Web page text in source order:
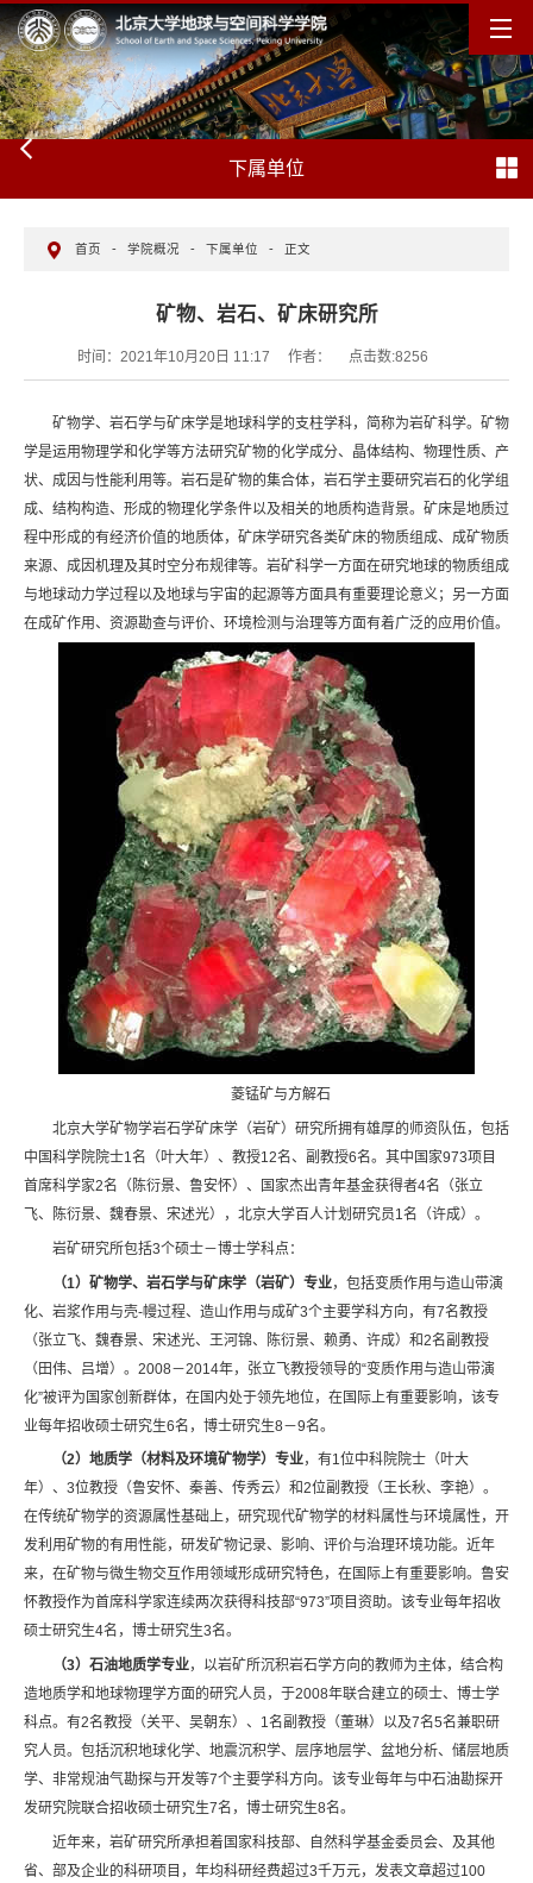
下属单位
首页 - 学院概况 - 下属单位 - 正文
矿物、岩石、矿床研究所
时间：2021年10月20日 11:17 作者： 点击数:8256
矿物学、岩石学与矿床学是地球科学的支柱学科，简称为岩矿科学。矿物
学是运用物理学和化学等方法研究矿物的化学成分、晶体结构、物理性质、产
状、成因与性能利用等。岩石是矿物的集合体，岩石学主要研究岩石的化学组
成、结构构造、形成的物理化学条件以及相关的地质构造背景。矿床是地质过
程中形成的有经济价值的地质体，矿床学研究各类矿床的物质组成、成矿物质
来源、成因机理及其时空分布规律等。岩矿科学一方面在研究地球的物质组成
与地球动力学过程以及地球与宇宙的起源等方面具有重要理论意义；另一方面
在成矿作用、资源勘查与评价、环境检测与治理等方面有着广泛的应用价值。
菱锰矿与方解石
北京大学矿物学岩石学矿床学（岩矿）研究所拥有雄厚的师资队伍，包括
中国科学院院士1名（叶大年）、教授12名、副教授6名。其中国家973项目
首席科学家2名（陈衍景、鲁安怀）、国家杰出青年基金获得者4名（张立
飞、陈衍景、魏春景、宋述光），北京大学百人计划研究员1名（许成）。
岩矿研究所包括3个硕士－博士学科点：
（1）矿物学、岩石学与矿床学（岩矿）专业，包括变质作用与造山带演
化、岩浆作用与壳-幔过程、造山作用与成矿3个主要学科方向，有7名教授
（张立飞、魏春景、宋述光、王河锦、陈衍景、赖勇、许成）和2名副教授
（田伟、吕增）。2008－2014年，张立飞教授领导的“变质作用与造山带演
化”被评为国家创新群体，在国内处于领先地位，在国际上有重要影响，该专
业每年招收硕士研究生6名，博士研究生8－9名。
（2）地质学（材料及环境矿物学）专业，有1位中科院院士（叶大
年）、3位教授（鲁安怀、秦善、传秀云）和2位副教授（王长秋、李艳）。
在传统矿物学的资源属性基础上，研究现代矿物学的材料属性与环境属性，开
发利用矿物的有用性能，研发矿物记录、影响、评价与治理环境功能。近年
来，在矿物与微生物交互作用领域形成研究特色，在国际上有重要影响。鲁安
怀教授作为首席科学家连续两次获得科技部“973”项目资助。该专业每年招收
硕士研究生4名，博士研究生3名。
（3）石油地质学专业，以岩矿所沉积岩石学方向的教师为主体，结合构
造地质学和地球物理学方面的研究人员，于2008年联合建立的硕士、博士学
科点。有2名教授（关平、吴朝东）、1名副教授（董琳）以及7名5名兼职研
究人员。包括沉积地球化学、地震沉积学、层序地层学、盆地分析、储层地质
学、非常规油气勘探与开发等7个主要学科方向。该专业每年与中石油勘探开
发研究院联合招收硕士研究生7名，博士研究生8名。
近年来，岩矿研究所承担着国家科技部、自然科学基金委员会、及其他
省、部及企业的科研项目，年均科研经费超过3千万元，发表文章超过100